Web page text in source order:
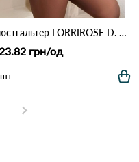
Бюстгальтер LORRIROSE D. 009 Черный
грн/од